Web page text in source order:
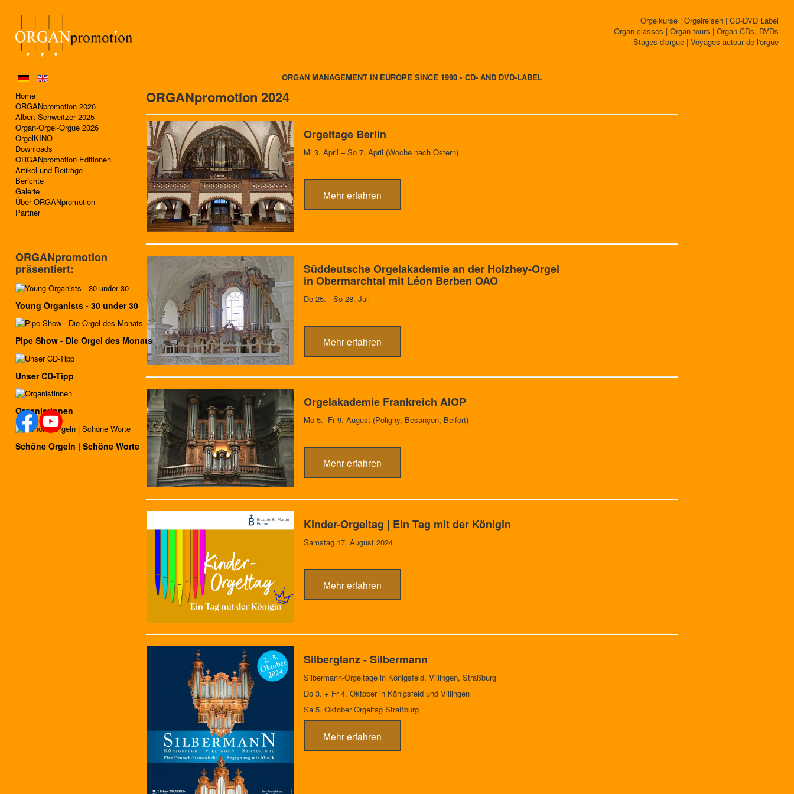
Orgelkurse | Orgelreisen | CD-DVD Label
Organ classes | Organ tours | Organ CDs, DVDs
Stages d'orgue | Voyages autour de l'orgue
Home
ORGANpromotion 2026
Albert Schweitzer 2025
Organ-Orgel-Orgue 2026
OrgelKINO
Downloads
ORGANpromotion Editionen
Artikel und Beiträge
Berichte
Galerie
Über ORGANpromotion
Partner
ORGAN MANAGEMENT IN EUROPE SINCE 1990 • CD- AND DVD-LABEL
ORGANpromotion 2024
Orgeltage Berlin
Mi 3. April – So 7. April (Woche nach Ostern)
Mehr erfahren
Süddeutsche Orgelakademie an der Holzhey-Orgel
in Obermarchtal mit Léon Berben OAO
Do 25. - So 28. Juli
Mehr erfahren
Orgelakademie Frankreich AIOP
Mo 5.- Fr 9. August (Poligny, Besançon, Belfort)
Mehr erfahren
Kinder-Orgeltag | Ein Tag mit der Königin
Samstag 17. August 2024
Mehr erfahren
Silberglanz - Silbermann
Silbermann-Orgeltage in Königsfeld, Villingen, Straßburg
Do 3. + Fr 4. Oktober in Königsfeld und Villingen
Sa 5. Oktober Orgeltag Straßburg
Mehr erfahren
ORGANpromotion
präsentiert:
Young Organists - 30 under 30
Pipe Show - Die Orgel des Monats
Unser CD-Tipp
Organistinnen
Schöne Orgeln | Schöne Worte